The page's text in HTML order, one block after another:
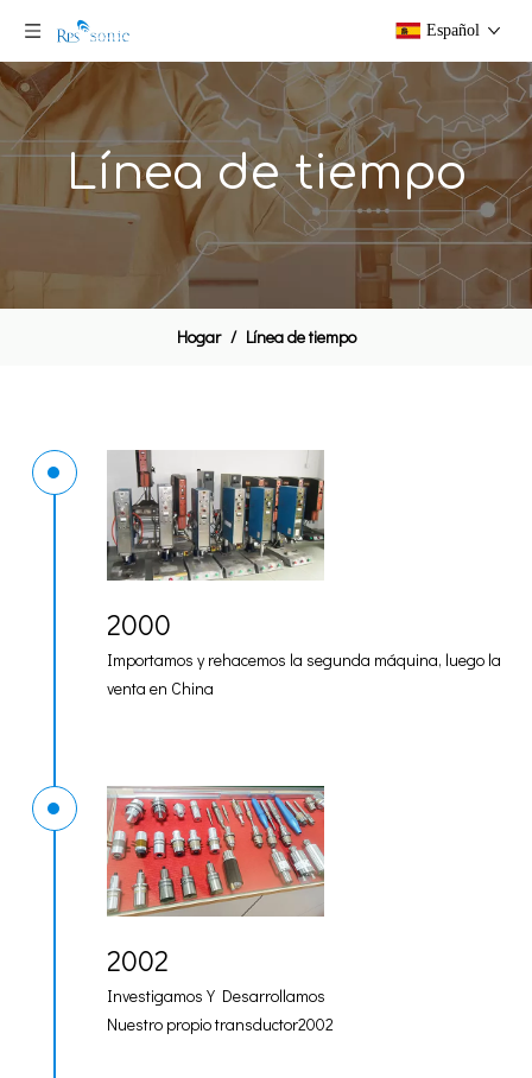
Español
Línea de tiempo
Hogar / Línea de tiempo
2000
Importamos y rehacemos la segunda máquina, luego la
venta en China
2002
Investigamos Y Desarrollamos
Nuestro propio transductor2002